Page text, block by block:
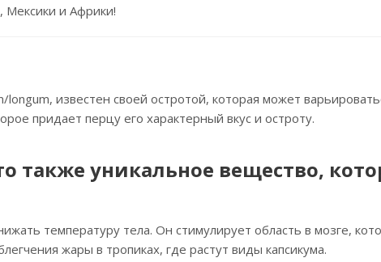
Мексики и Африки!
известен своей остротой, которая может
придает перцу его характерный вкус и остроту.
также уникальное вещество,
температуру тела. Он стимулирует область в мозге,
жары в тропиках, где растут виды капсикума.